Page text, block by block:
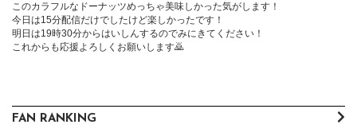
このカラフルなドーナッツめっちゃ美味しかった気がします！
今日は15分配信だけでしたけど楽しかったです！
明日は19時30分からはいしんするのでみにきてください！
これからも応援よろしくお願いします🙇
FAN RANKING